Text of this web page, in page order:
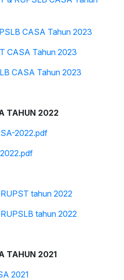
CASA Tahun 2023
CASA Tahun 2023
CASA Tahun 2023
TAHUN 2022
2022.pdf
tahun 2022
tahun 2022
TAHUN 2021
2021